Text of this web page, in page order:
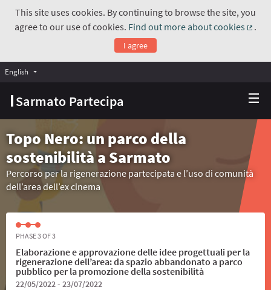
This site uses cookies. By continuing to browse the site, you
agree to our use of cookies. Find out more about cookies
.
I agree
Sarmato Partecipa
English Choose language
Topo Nero: un parco della
sostenibilità a Sarmato
Percorso per la rigenerazione partecipata e l’uso di comunità
dell’area dell’ex cinema
PHASE 3 OF 3
Elaborazione e approvazione delle idee progettuali per la
rigenerazione dell’area: da spazio abbandonato a parco
pubblico per la promozione della sostenibilità
22/05/2022 - 23/07/2022